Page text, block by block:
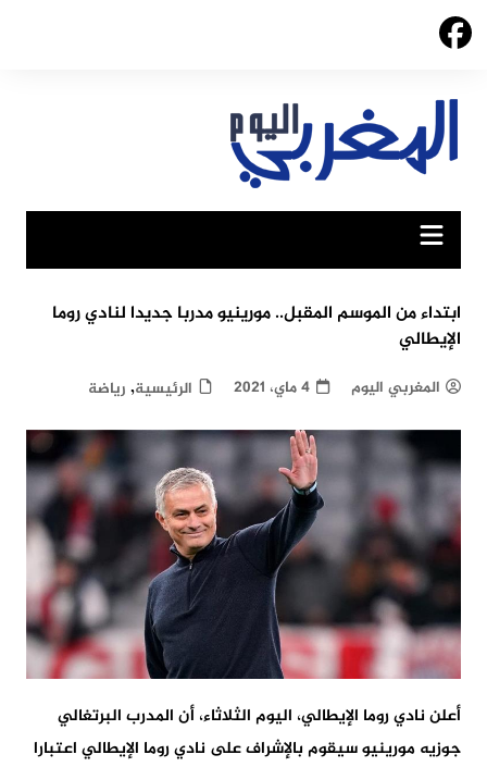
Skip
ابتداء من الموسم المقبل.. مورينيو مدربا جديدا لنادي روما
الإيطالي
المغربي اليوم 4 ماي، 2021 الرئيسية, رياضة
أعلن نادي روما الإيطالي، اليوم الثلاثاء، أن المدرب البرتغالي
جوزيه مورينيو سيقوم بالإشراف على نادي روما الإيطالي اعتبارا